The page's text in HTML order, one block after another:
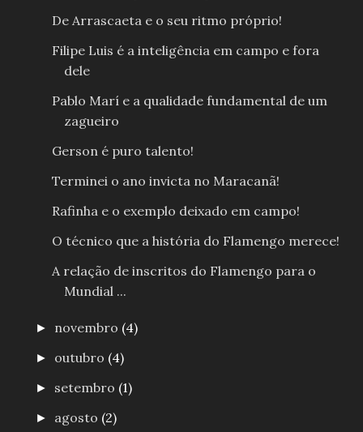
De Arrascaeta e o seu ritmo próprio!
Filipe Luis é a inteligência em campo e fora
dele
Pablo Marí e a qualidade fundamental de um
zagueiro
Gerson é puro talento!
Terminei o ano invicta no Maracanã!
Rafinha e o exemplo deixado em campo!
O técnico que a história do Flamengo merece!
A relação de inscritos do Flamengo para o
Mundial ...
► novembro (4)
► outubro (4)
► setembro (1)
► agosto (2)